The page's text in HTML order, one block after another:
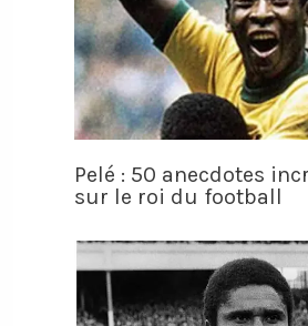
Pelé : 50 anecdotes
sur le roi du football